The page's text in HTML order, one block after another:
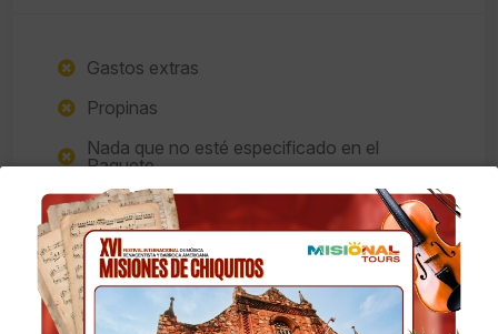
Gastos extras
Propinas
Nada que no esté especificado en el
Paquete
Ningún Tipo de bebidas
Nota